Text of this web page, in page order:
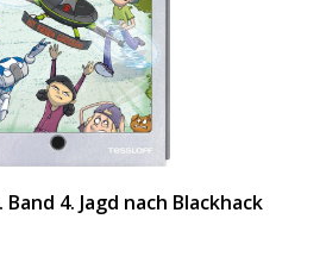
4. Jagd nach Blackhack